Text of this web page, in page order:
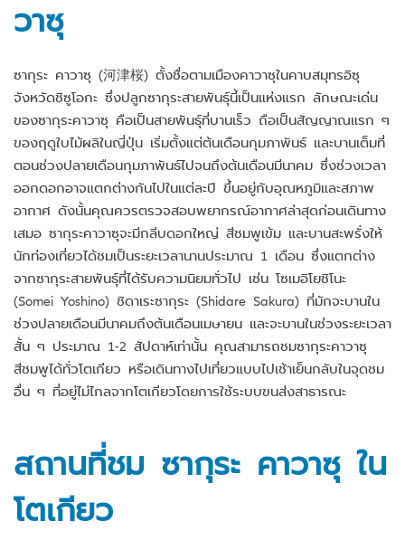
วาซุ
ซากุระ คาวาซุ (河津桜) ตั้งชื่อตามเมืองคาวาซุในคาบสมุทรอิซุ
จังหวัดชิซูโอกะ ซึ่งปลูกซากุระสายพันธุ์นี้เป็นแห่งแรก ลักษณะเด่น
ของซากุระคาวาซุ คือเป็นสายพันธุ์ที่บานเร็ว ถือเป็นสัญญาณแรก ๆ
ของฤดูใบไม้ผลิในญี่ปุ่น เริ่มตั้งแต่ต้นเดือนกุมภาพันธ์ และบานเต็มที่
ตอนช่วงปลายเดือนกุมภาพันธ์ไปจนถึงต้นเดือนมีนาคม ซึ่งช่วงเวลา
ออกดอกอาจแตกต่างกันไปในแต่ละปี ขึ้นอยู่กับอุณหภูมิและสภาพ
อากาศ ดังนั้นคุณควรตรวจสอบพยากรณ์อากาศล่าสุดก่อนเดินทาง
เสมอ ซากุระคาวาซุจะมีกลีบดอกใหญ่ สีชมพูเข้ม และบานสะพรั่งให้
นักท่องเที่ยวได้ชมเป็นระยะเวลานานประมาณ 1 เดือน ซึ่งแตกต่าง
จากซากุระสายพันธุ์ที่ได้รับความนิยมทั่วไป เช่น โซเมอิโยชิโนะ
(Somei Yoshino) ชิดาเระซากุระ (Shidare Sakura) ที่มักจะบานใน
ช่วงปลายเดือนมีนาคมถึงต้นเดือนเมษายน และจะบานในช่วงระยะเวลา
สั้น ๆ ประมาณ 1-2 สัปดาห์เท่านั้น คุณสามารถชมซากุระคาวาซุ
สีชมพูได้ทั่วโตเกียว หรือเดินทางไปเที่ยวแบบไปเช้าเย็นกลับในจุดชม
อื่น ๆ ที่อยู่ไม่ไกลจากโตเกียวโดยการใช้ระบบขนส่งสาธารณะ
สถานที่ชม ซากุระ คาวาซุ ใน
โตเกียว